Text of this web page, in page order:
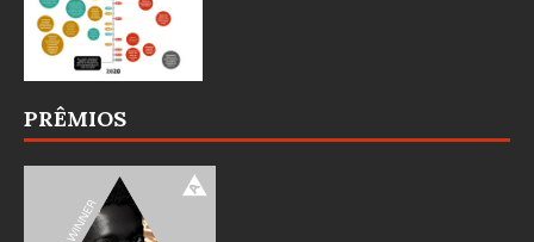
PRÊMIOS